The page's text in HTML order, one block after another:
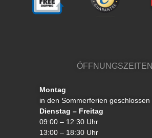
ÖFFNUNGSZEITEN
Montag
in den Sommerferien geschlossen
Dienstag – Freitag
09:00 – 12:30 Uhr
13:00 – 18:30 Uhr